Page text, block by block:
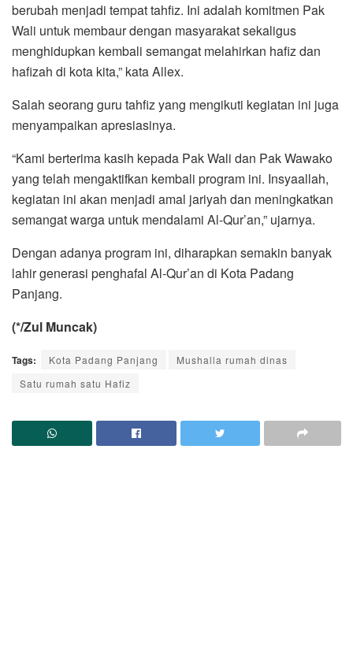
berubah menjadi tempat tahfiz. Ini adalah komitmen Pak
Wali untuk membaur dengan masyarakat sekaligus
menghidupkan kembali semangat melahirkan hafiz dan
hafizah di kota kita,” kata Allex.
Salah seorang guru tahfiz yang mengikuti kegiatan ini juga
menyampaikan apresiasinya.
“Kami berterima kasih kepada Pak Wali dan Pak Wawako
yang telah mengaktifkan kembali program ini. Insyaallah,
kegiatan ini akan menjadi amal jariyah dan meningkatkan
semangat warga untuk mendalami Al-Qur’an,” ujarnya.
Dengan adanya program ini, diharapkan semakin banyak
lahir generasi penghafal Al-Qur’an di Kota Padang
Panjang.
(*/Zul Muncak)
Tags: Kota Padang Panjang
Mushalla rumah dinas
Satu rumah satu Hafiz